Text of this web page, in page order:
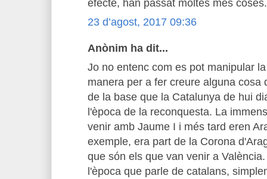
efecte, han passat moltes més
23 d’agost, 2017 09:36
Anònim ha dit...
Jo no entenc com es pot manipular
manera per a fer creure alguna cosa
de la base que la Catalunya de hui
l'època de la reconquesta. La
venir amb Jaume I i més tard eren
exemple, era part de la Corona
que són els que van venir a
l'època que parle de catalans,